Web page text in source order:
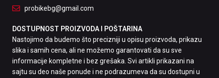
probikebg@gmail.com
DOSTUPNOST PROIZVODA I POŠTARINA
Nastojimo da budemo što precizniji u opisu proizvoda, prikazu
slika i samih cena, ali ne možemo garantovati da su sve
informacije kompletne i bez grešaka. Svi artikli prikazani na
sajtu su deo naše ponude i ne podrazumeva da su dostupni u